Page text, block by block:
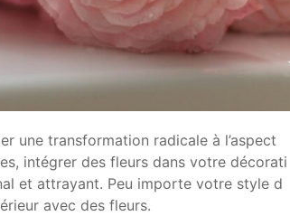
une transformation radicale à l’aspect
intégrer des fleurs dans votre décorati
et attrayant. Peu importe votre style d
avec des fleurs.